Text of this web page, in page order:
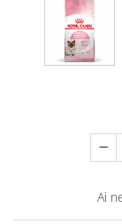
Periaj și
Clești și Forfecuțe
Diverse
Dispozitive
Hamuri, Zgărzi și
Covorașe
Clești și Forfecuțe
Accesorii Pisici
Dispozitive
Rucsace și
Dispozitive
Tiroida și Hormoni
Tractul Urinar și
Vetoquinol
Virbac
Ai